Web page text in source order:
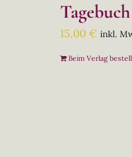
Tagebuch
15,00 € inkl.
Beim Verlag